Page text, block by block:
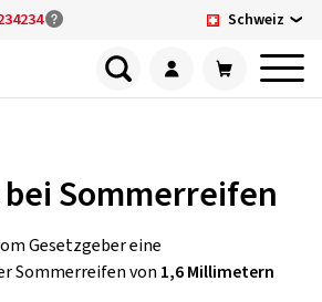
Schweiz
Sommerreifen
Gesetzgeber eine
Sommerreifen von 1,6 Millimetern